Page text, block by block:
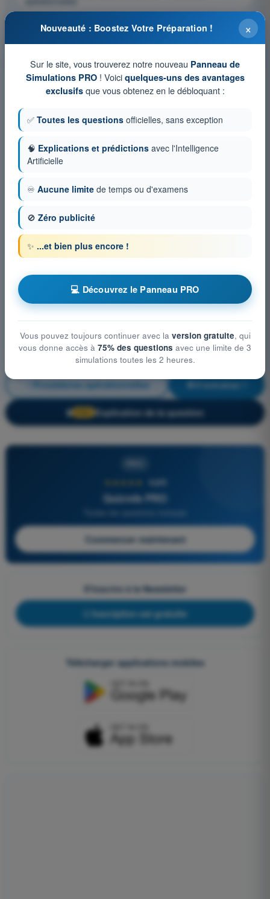
opérationnelles
Examen en PDF QCM Drone STS - Procédures
S'entraîner !
🔒 Explication de la question
4,6/5
Quizvds PRO
Commencer maintenant
S'inscrire à la Newsletter
L'inscription est gratuite
Télécharger applications mobiles
×
Nouveauté : Boostez Votre Préparation !
Sur le site, vous trouverez notre nouveau Panneau de
Simulations PRO! Voici quelques-uns des avantages
exclusifsque vous obtenez en le débloquant :
✅ Toutes les questions officielles, sans exception
🧠 Explications et prédictions avec l'Intelligence
Artificielle
♾️ Aucune limite de temps ou d'examens
🚫 Zéro publicité
✨ ...et bien plus encore !
💻 Découvrez le Panneau PRO
Vous pouvez toujours continuer avec la version gratuite, qui
vous donne accès à 75% des questions avec une limite de 3
simulations toutes les 2 heures.